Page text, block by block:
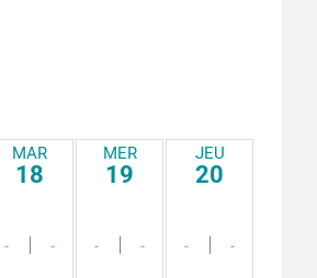
MAR
18
- -
MER
19
- -
JEU
20
- -